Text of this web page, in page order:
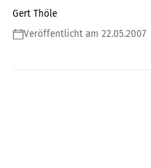
Gert Thöle
Veröffentlicht am 22.05.2007